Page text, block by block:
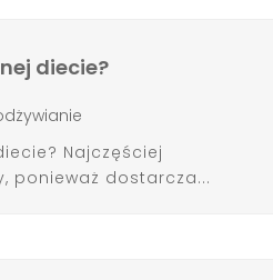
diecie?
Najczęściej
ponieważ dostarcza...